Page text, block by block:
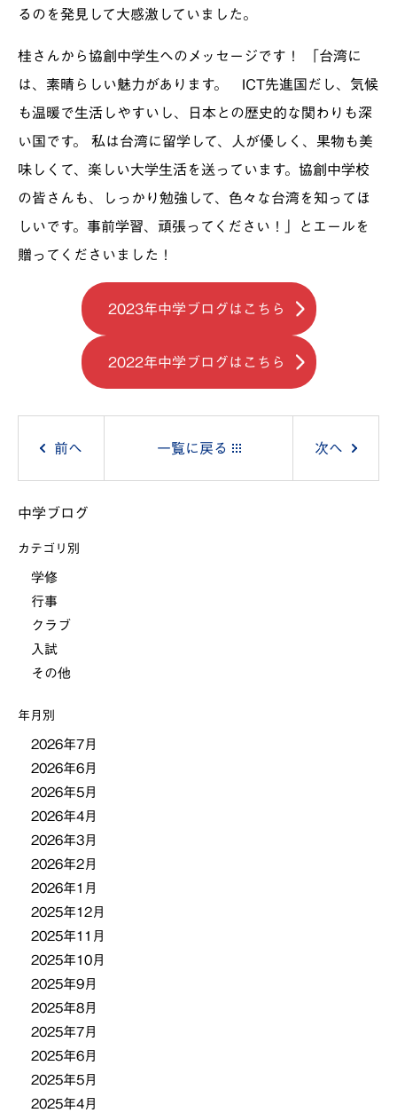
るのを発見して大感激していました。
桂さんから協創中学生へのメッセージです！ 「台湾に
は、素晴らしい魅力があります。 ICT先進国だし、気候
も温暖で生活しやすいし、日本との歴史的な関わりも深
い国です。 私は台湾に留学して、人が優しく、果物も美
味しくて、楽しい大学生活を送っています。協創中学校
の皆さんも、しっかり勉強して、色々な台湾を知ってほ
しいです。事前学習、頑張ってください！」とエールを
贈ってくださいました！
2023年中学ブログはこちら
2022年中学ブログはこちら
稿
ナ
ゲ
ー
ョ
ン
前へ 一覧に戻る 次へ
中学ブログ
カテゴリ別
学修
行事
クラブ
入試
その他
年月別
2026年7月
2026年6月
2026年5月
2026年4月
2026年3月
2026年2月
2026年1月
2025年12月
2025年11月
2025年10月
2025年9月
2025年8月
2025年7月
2025年6月
2025年5月
2025年4月